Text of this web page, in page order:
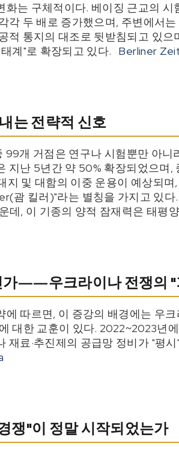
화는 구체적이다. 베이징 근교의
각 두 배로 증가했으며, 주변에서
적 통지의 대조로 뒷받침되고 있
계"로 확장되고 있다.
Berliner
는 전략적 신호
99개 거점은 연구나 시험뿐만 아
지난 5년간 약 50% 확장되었으며
지 및 대함의 이중 운용이 예상되
괌 킬러)"라는 별칭을 가지고 있
데, 이 기종의 양적 잠재력은 태평
가——우크라이나 전쟁의 "
에 따르면, 이 증강의 배경에는 우
대한 교훈이 있다. 2022~2023년
재료·추진제의 공급망 정비가 "평
쟁"이 정말 시작되었는가